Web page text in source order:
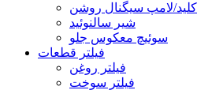
کلید/لامپ سیگنال روشن
شیر سالنوئید
سوئیچ معکوس جلو
فیلتر قطعات
فیلتر روغن
فیلتر سوخت